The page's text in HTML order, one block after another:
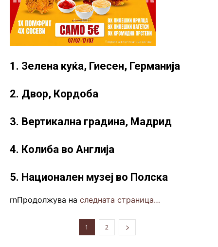
1. Зелена куќа, Гиесен, Германија
2. Двор, Кордоба
3. Вертикална градина, Мадрид
4. Колиба во Англија
5. Национален музеј во Полска
rnПродолжува на следната страница…
1 2